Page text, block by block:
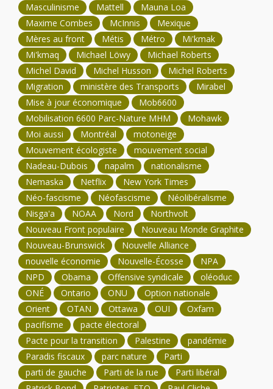
Masculinisme
Mattell
Mauna Loa
Maxime Combes
McInnis
Mexique
Mères au front
Métis Métro
Mi'kmak
Mi'kmaq
Michael Löwy
Michael Roberts
Michel David
Michel Husson
Michel Roberts
Migration
ministère des Transports
Mirabel
Mise à jour économique
Mob6600
Mobilisation 6600 Parc-Nature MHM
Mohawk
Moi aussi
Montréal
motoneige
Mouvement écologiste
mouvement social
Nadeau-Dubois
napalm
nationalisme
Nemaska
Netflix
New York Times
Néo-fascisme
Néofascisme
Néolibéralisme
Nisga'a
NOAA Nord
Northvolt
Nouveau Front populaire
Nouveau Monde Graphite
Nouveau-Brunswick
Nouvelle Alliance
nouvelle économie
Nouvelle-Écosse
NPA
NPD
Obama Offensive syndicale
oléoduc
ONÉ
Ontario ONU
Option nationale
Orient
OTAN Ottawa OUI
Oxfam
pacifisme
pacte électoral
Pacte pour la transition
Palestine
pandémie
Paradis fiscaux
parc nature
Parti
parti de gauche
Parti de la rue
Parti libéral